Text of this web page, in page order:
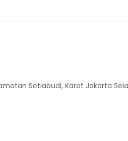
Setiabudi, Karet Jakarta